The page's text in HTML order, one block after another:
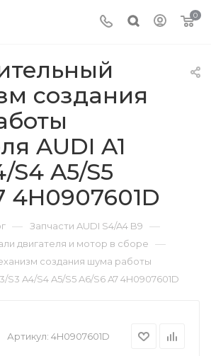
0
создания
AUDI A1
S4 A5/S5
4H0907601D
— Запчасти AUDI S4/A4 B9 —
двигателя и мотор в сборе —
создания шума работы
S3 A4/S4 A5/S5 A6/S6 A7 4H0907601D
Артикул: 4H0907601D